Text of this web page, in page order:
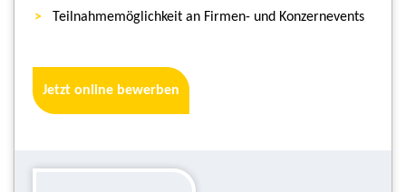
Teilnahmemöglichkeit an Firmen- und Konzernevents
Jetzt online bewerben